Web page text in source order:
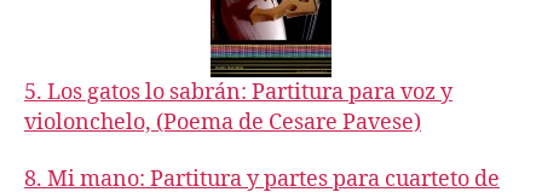
5. Los gatos lo sabrán: Partitura para voz y
violonchelo, (Poema de Cesare Pavese)
8. Mi mano: Partitura y partes para cuarteto de